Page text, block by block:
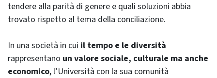
tendere alla parità di genere e quali soluzioni abbia
trovato rispetto al tema della conciliazione.
In una società in cui il tempo e le diversità
rappresentano un valore sociale, culturale ma anche
economico, l’Università con la sua comunità